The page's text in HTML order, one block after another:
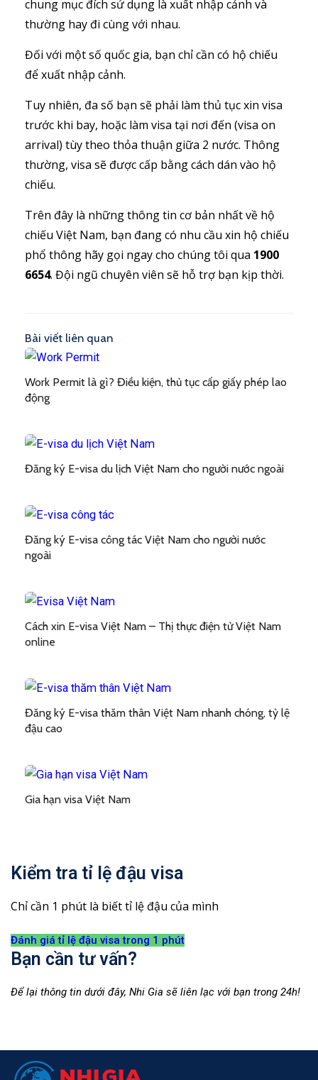
chung mục đích sử dụng là xuất nhập cảnh và
thường hay đi cùng với nhau.
Đối với một số quốc gia, bạn chỉ cần có hộ chiếu
để xuất nhập cảnh.
Tuy nhiên, đa số bạn sẽ phải làm thủ tục xin visa
trước khi bay, hoặc làm visa tại nơi đến (visa on
arrival) tùy theo thỏa thuận giữa 2 nước. Thông
thường, visa sẽ được cấp bằng cách dán vào hộ
chiếu.
Trên đây là những thông tin cơ bản nhất về hộ
chiếu Việt Nam, bạn đang có nhu cầu xin hộ chiếu
phổ thông hãy gọi ngay cho chúng tôi qua 1900
6654. Đội ngũ chuyên viên sẽ hỗ trợ bạn kịp thời.
Bài viết liên quan
Work Permit là gì? Điều kiện, thủ tục cấp giấy phép lao
động
Đăng ký E-visa du lịch Việt Nam cho người nước ngoài
Đăng ký E-visa công tác Việt Nam cho người nước
ngoài
Cách xin E-visa Việt Nam – Thị thực điện tử Việt Nam
online
Đăng ký E-visa thăm thân Việt Nam nhanh chóng, tỷ lệ
đậu cao
Gia hạn visa Việt Nam
Kiểm tra tỉ lệ đậu visa
Chỉ cần 1 phút là biết tỉ lệ đậu của mình
Đánh giá tỉ lệ đậu visa trong 1 phút
Bạn cần tư vấn?
Để lại thông tin dưới đây, Nhi Gia sẽ liên lạc với bạn trong 24h!